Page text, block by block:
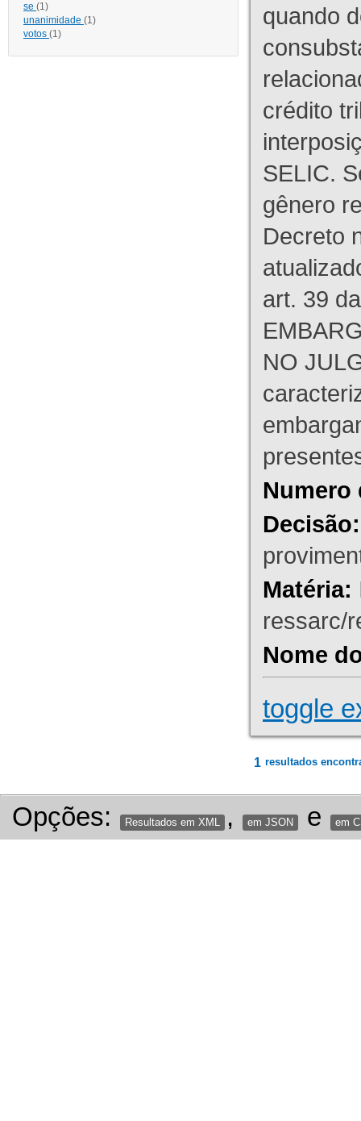
se (1)
unanimidade (1)
votos (1)
quando
crédito
SELIC.
gênero
Decreto
art. 39
NO
Numero
Decisão:
Matéria:
ressarc/
Nome
toggle
1 resultados
Opções: Resultados em XML , em JSON e em